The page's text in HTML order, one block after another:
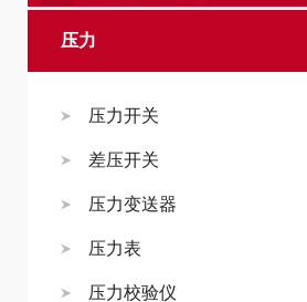
压力
压力开关
差压开关
压力变送器
压力表
压力校验仪